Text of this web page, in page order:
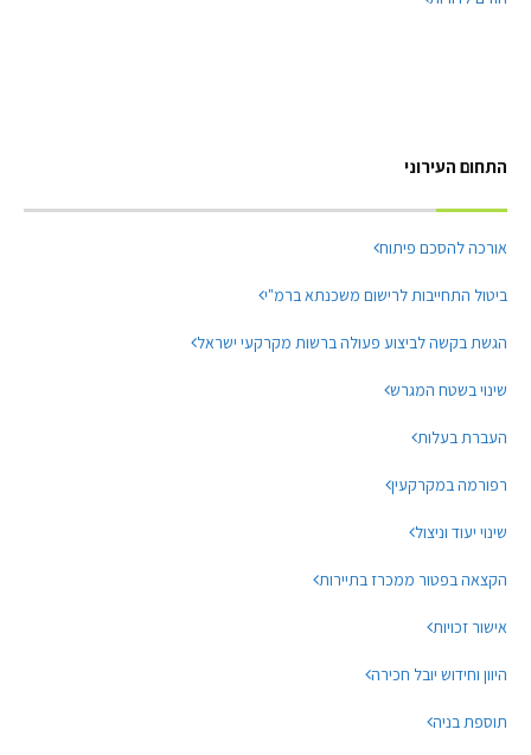
התחום העירוני
אורכה להסכם פיתוח
ביטול התחייבות לרישום משכנתא ברמ"י
הגשת בקשה לביצוע פעולה ברשות מקרקעי ישראל
שינוי בשטח המגרש
העברת בעלות
רפורמה במקרקעין
שינוי יעוד וניצול
הקצאה בפטור ממכרז בתיירות
אישור זכויות
היוון וחידוש יובל חכירה
תוספת בניה